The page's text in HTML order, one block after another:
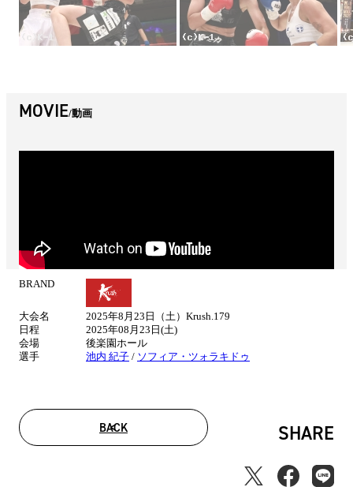
MOVIE 動画
BRAND
大会名
2025年8月23日（土）Krush.179
日程
2025年08月23日(土)
会場
後楽園ホール
選手
池内 紀子 / ソフィア・ツォラキドゥ
BACK SHARE